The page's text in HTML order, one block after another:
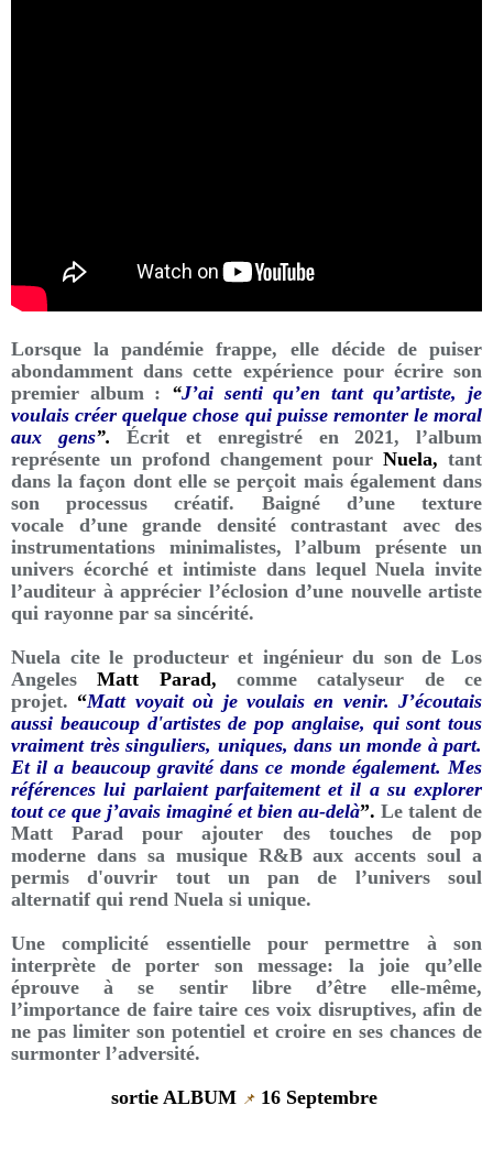
Lorsque la pandémie frappe, elle décide de puiser
abondamment dans cette expérience pour écrire son
premier album : “J’ai senti qu’en tant qu’artiste, je
voulais créer quelque chose qui puisse remonter le moral
aux gens”. Écrit et enregistré en 2021, l’album
représente un profond changement pour Nuela, tant
dans la façon dont elle se perçoit mais également dans
son processus créatif. Baigné d’une texture
vocale d’une grande densité contrastant avec des
instrumentations minimalistes, l’album présente un
univers écorché et intimiste dans lequel Nuela invite
l’auditeur à apprécier l’éclosion d’une nouvelle artiste
qui rayonne par sa sincérité.
Nuela cite le producteur et ingénieur du son de Los
AngelesMatt Parad, comme catalyseur de ce
projet. “Matt voyait où je voulais en venir. J’écoutais
aussi beaucoup d'artistes de pop anglaise, qui sont tous
vraiment très singuliers, uniques, dans un monde à part.
Et il a beaucoup gravité dans ce monde également. Mes
références lui parlaient parfaitement et il a su explorer
tout ce que j’avais imaginé et bien au-delà”. Le talent de
Matt Parad pour ajouter des touches de pop
moderne dans sa musique R&B aux accents soul a
permis d'ouvrir tout un pan de l’univers soul
alternatif qui rend Nuela si unique.
Une complicité essentielle pour permettre à son
interprète de porter son message: la joie qu’elle
éprouve à se sentir libre d’être elle-même,
l’importance de faire taire ces voix disruptives, afin de
ne pas limiter son potentiel et croire en ses chances de
surmonter l’adversité.
sortie ALBUM 📌 16 Septembre